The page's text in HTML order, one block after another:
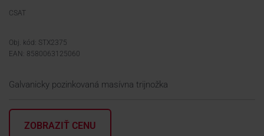
PRODUKTY
SPOLOČNOSŤ
ŠKOLENIE
PODPORA
CSAT
Obj. kód: STX2375
EAN: 8580063125060
Galvanicky pozinkovaná masívna trijnožka
ZOBRAZIŤ CENU